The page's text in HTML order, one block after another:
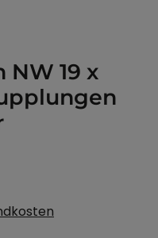
0 von 5 Sternen
19 x